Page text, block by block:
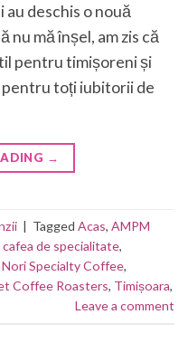
deschis o nouă
nu mă înșel, am zis că
pentru timișoreni și
pentru toți iubitorii de
→
| Tagged Acas, AMPM
cafea de specialitate,
Nori Specialty Coffee,
Coffee Roasters, Timișoara,
Leave a comment